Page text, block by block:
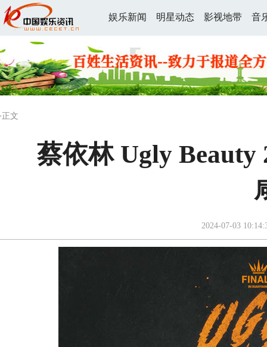
娱乐新闻 明星动态 影视地带 音
文
蔡依林 Ugly
2024-07-03